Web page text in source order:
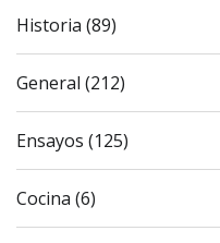
Historia (89)
General (212)
Ensayos (125)
Cocina (6)